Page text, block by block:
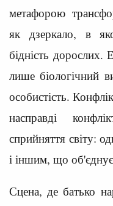
метафорою
як дзеркало, в
бідність
лише біологічний
особистість.
насправді
сприйняття світу:
і іншим, що об'єднує
Сцена, де батько